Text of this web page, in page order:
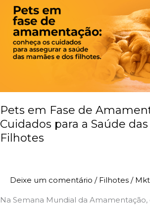
Pets em Fase de
Cuidados para a Saúde
Filhotes
Deixe um comentário / Filhotes /
Na Semana Mundial da
Fase
Amamentação:
Cuidados
para
e
Filhotes